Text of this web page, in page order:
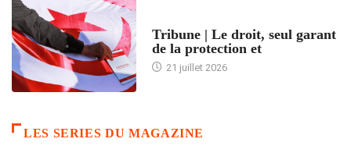
Tribune | Le droit, seul garant
de la protection et
21 juillet 2026
LES SERIES DU MAGAZINE